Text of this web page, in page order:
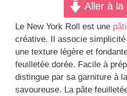
Aller à la
Le New York Roll est une
créative. Il associe
une texture légère et
feuilletée dorée. Facile à
distingue par sa garniture à
savoureuse. La pâte